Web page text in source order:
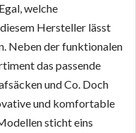
welche
Hersteller lässt
Neben der funktionalen
das passende
und Co. Doch
und komfortable
sticht eins